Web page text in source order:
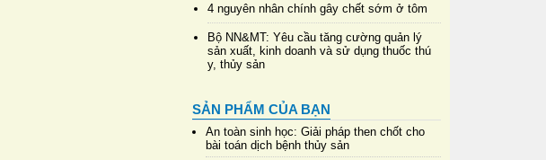
4 nguyên nhân chính gây chết sớm ở tôm
Bộ NN&MT: Yêu cầu tăng cường quản lý
sản xuất, kinh doanh và sử dụng thuốc thú
y, thủy sản
SẢN PHẨM CỦA BẠN
An toàn sinh học: Giải pháp then chốt cho
bài toán dịch bệnh thủy sản